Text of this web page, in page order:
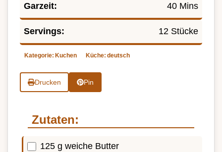
Garzeit: 40 Mins
Servings: 12 Stücke
Kategorie: Kuchen Küche: deutsch
Drucken Pin
Zutaten:
125 g weiche Butter